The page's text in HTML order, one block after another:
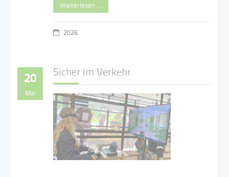
Weiterlesen …
2026
20
Mai
Sicher im Verkehr